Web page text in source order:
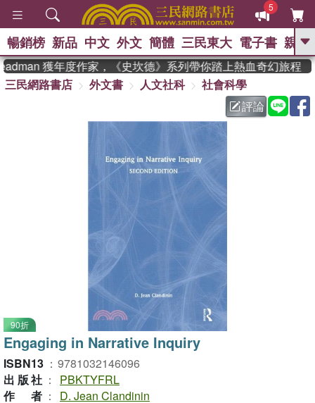
5
GO
熱搜： 東野圭吾 、 高希均教授回憶錄
父親節 、 如果歷
暑期推薦 、 國際布克
獎 臺灣漫遊錄
、
、 數學女孩：黎曼猜想
偉大的迷走神經
暢銷榜 新品 中文 外文 簡體 三民東大 電子書 親子
獲年度作家，《史坎德》系列帶你踏上熱血奇幻旅程
三民網路書店
外文書 人文社科
社會科學
評論
90折
Engaging in Narrative Inquiry
ISBN13 ： 9781032146096
出版社 ：
PBKTYFRL
作者 ：
D. Jean Clandinin